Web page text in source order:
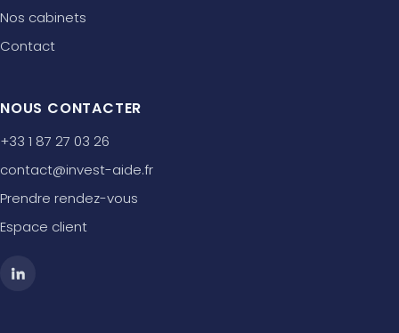
Nos cabinets
Contact
NOUS CONTACTER
+33 1 87 27 03 26
contact@invest-aide.fr
Prendre rendez-vous
Espace client